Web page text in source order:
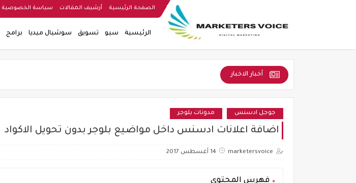
الصفحة الرئيسية أرشيف المقالات سياسة الخصوصية
الرئيسية سيو تسويق سوشيال ميديا برامج
أخبار الاخبار
جوجل ادسنس مدونات بلوجر
اضافة اعلانات ادسنس داخل مواضيع بلوجر بدون تحويل الاكواد
marketersvoice 14 أغسطس 2017
فهرس المحتوى